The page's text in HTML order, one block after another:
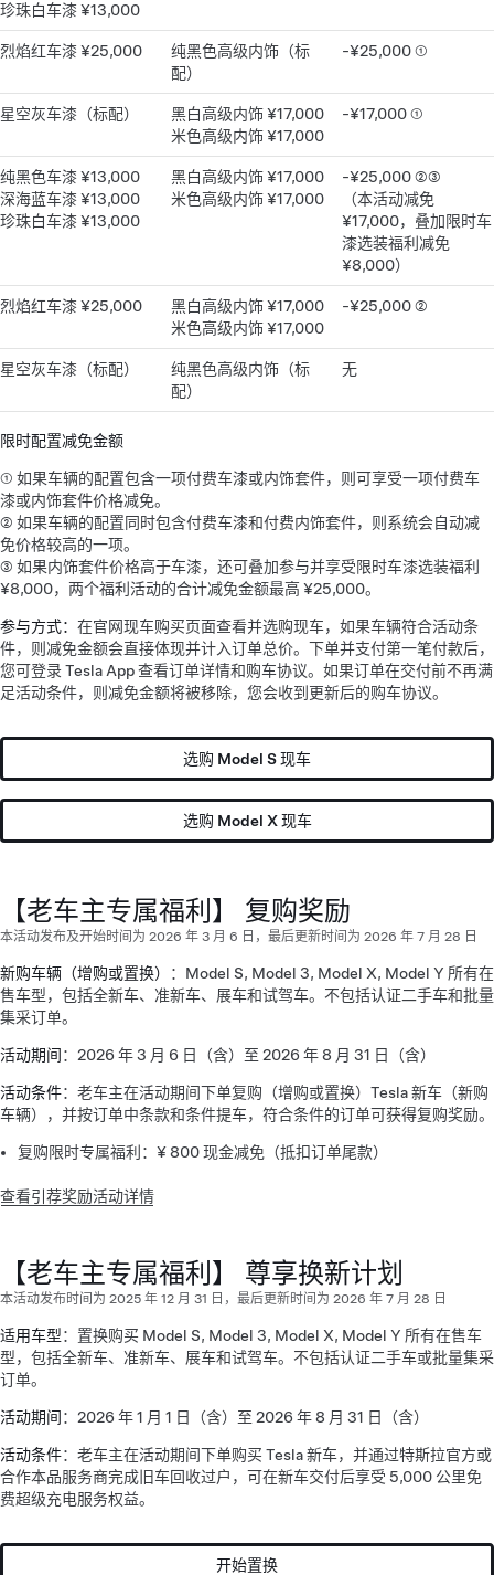
珍珠白车漆 ¥13,000
烈焰红车漆 ¥25,000
纯黑色高级内饰（标
配）
-¥25,000 ①
星空灰车漆（标配）
黑白高级内饰 ¥17,000
米色高级内饰 ¥17,000
-¥17,000 ①
纯黑色车漆 ¥13,000
深海蓝车漆 ¥13,000
珍珠白车漆 ¥13,000
黑白高级内饰 ¥17,000
米色高级内饰 ¥17,000
-¥25,000 ②③
（本活动减免
¥17,000，叠加限时车
漆选装福利减免
¥8,000）
烈焰红车漆 ¥25,000
黑白高级内饰 ¥17,000
米色高级内饰 ¥17,000
-¥25,000 ②
星空灰车漆（标配）
纯黑色高级内饰（标
配）
无
限时配置减免金额
① 如果车辆的配置包含一项付费车漆或内饰套件，则可享受一项付费车
漆或内饰套件价格减免。
② 如果车辆的配置同时包含付费车漆和付费内饰套件，则系统会自动减
免价格较高的一项。
③ 如果内饰套件价格高于车漆，还可叠加参与并享受限时车漆选装福利
¥8,000，两个福利活动的合计减免金额最高 ¥25,000。
参与方式： 在官网现车购买页面查看并选购现车，如果车辆符合活动条
件，则减免金额会直接体现并计入订单总价。下单并支付第一笔付款后，
您可登录 Tesla App 查看订单详情和购车协议。如果订单在交付前不再满
足活动条件，则减免金额将被移除，您会收到更新后的购车协议。
选购 Model S 现车
选购 Model X 现车
【老车主专属福利】 复购奖励
本活动发布及开始时间为 2026 年 3 月 6 日，最后更新时间为 2026 年 7 月 28 日
新购车辆（增购或置换）
：Model S, Model 3, Model X, Model Y 所有在
售车型，包括全新车、准新车、展车和试驾车。不包括认证二手车和批量
集采订单。
活动期间 ：2026 年 3 月 6 日（含）至 2026 年 8 月 31 日（含）
活动条件：老车主在活动期间下单复购（增购或置换）Tesla 新车（新购
车辆），并按订单中条款和条件提车，符合条件的订单可获得复购奖励。
复购限时专属福利：¥ 800 现金减免（抵扣订单尾款）
查看引荐奖励活动详情
【老车主专属福利】 尊享换新计划
本活动发布时间为 2025 年 12 月 31 日，最后更新时间为 2026 年 7 月 28 日
适用车型：置换购买 Model S, Model 3, Model X, Model Y 所有在售车
型，包括全新车、准新车、展车和试驾车。不包括认证二手车或批量集采
订单。
活动期间 ：2026 年 1 月 1 日（含）至 2026 年 8 月 31 日（含）
活动条件：老车主在活动期间下单购买 Tesla 新车，并通过特斯拉官方或
合作本品服务商完成旧车回收过户，可在新车交付后享受 5,000 公里免
费超级充电服务权益。
开始置换